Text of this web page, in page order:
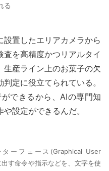
る
置したエリアカメラから
を高精度かつリアルタイ
生産ライン上のお菓子の欠
定に役立てられている。
できるから、AIの専門知
設定ができるんだ。
ーフェース(Graphical User
す命令や指示などを、文字を使